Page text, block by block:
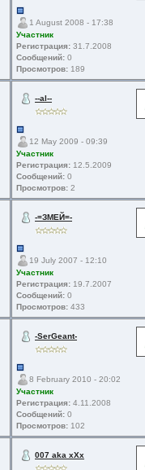
1 August 2008 - 17:38
Участник
Регистрация: 31.7.2008
Сообщений: 0
Просмотров: 189
--al--
12 May 2009 - 09:39
Участник
Регистрация: 12.5.2009
Сообщений: 0
Просмотров: 2
-=ЗМЕЙ=-
19 July 2007 - 12:10
Участник
Регистрация: 19.7.2007
Сообщений: 0
Просмотров: 433
-SerGeant-
8 February 2010 - 20:02
Участник
Регистрация: 4.11.2008
Сообщений: 0
Просмотров: 102
007 aka xXx